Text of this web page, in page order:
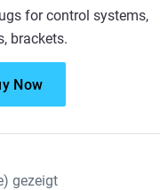
for control systems,
brackets.
Now
gezeigt